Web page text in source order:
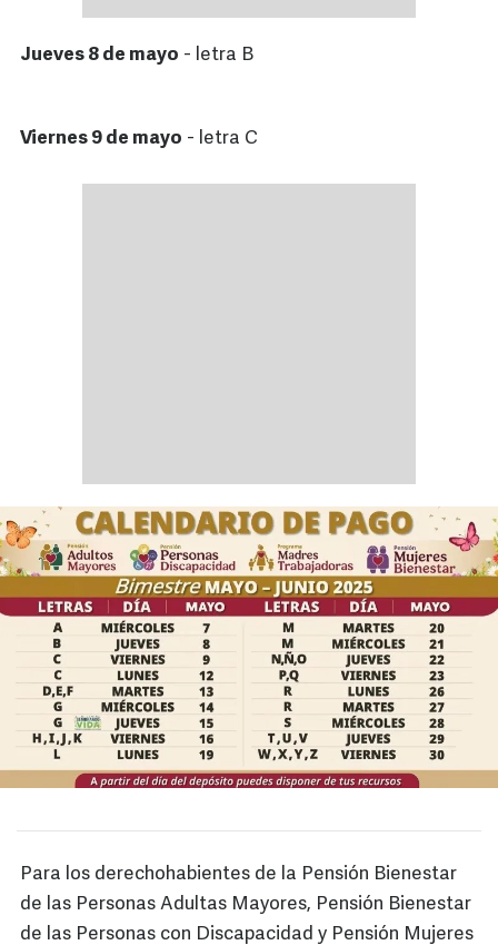
Jueves 8 de mayo - letra B
Viernes 9 de mayo - letra C
Para los derechohabientes de la Pensión Bienestar
de las Personas Adultas Mayores, Pensión Bienestar
de las Personas con Discapacidad y Pensión Mujeres